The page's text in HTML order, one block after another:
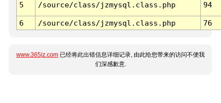
5 /source/class/jzmysql.class.php 94
6 /source/class/jzmysql.class.php 76
www.365jz.com 已经将此出错信息详细记录, 由此给您带来的访问不便我
们深感歉意.